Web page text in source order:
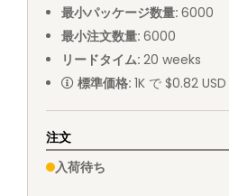
最小パッケージ数量: 6000
最小注文数量: 6000
リードタイム: 20 weeks
標準価格: 1K で $0.82 USD
注文
入荷待ち